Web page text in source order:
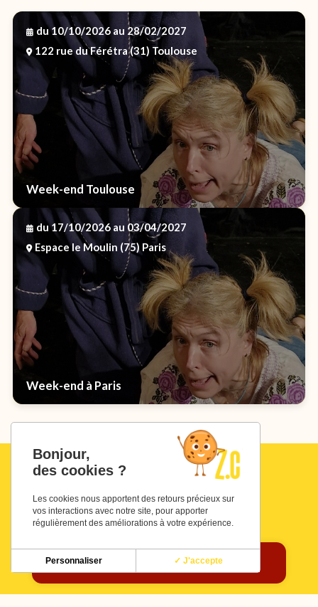
du 10/10/2026 au 28/02/2027
122 rue du Férétra (31) Toulouse
Week-end Toulouse
du 17/10/2026 au 03/04/2027
Espace le Moulin (75) Paris
Week-end à Paris
Politique de confidentialitéMentions légalesGestion des cookies
Bonjour,
des cookies ?
Les cookies nous apportent des retours précieux sur
vos interactions avec notre site, pour apporter
régulièrement des améliorations à votre expérience.
✓ J'accepte
Personnaliser